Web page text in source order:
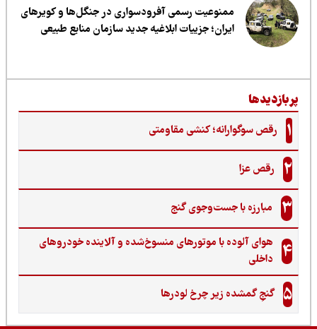
ممنوعیت رسمی آفرودسواری در جنگل‌ها و کویرهای
ایران؛ جزییات ابلاغیه جدید سازمان منابع طبیعی
رقص سوگوارانه؛ کنشی مقاومتی
رقص عزا
مبارزه با جست‌وجوی گنج‌
هوای آلوده با موتورهای منسوخ‌شده و آلاینده خودروهای
داخلی
گنجِ گمشده زیر چرخ لودرها